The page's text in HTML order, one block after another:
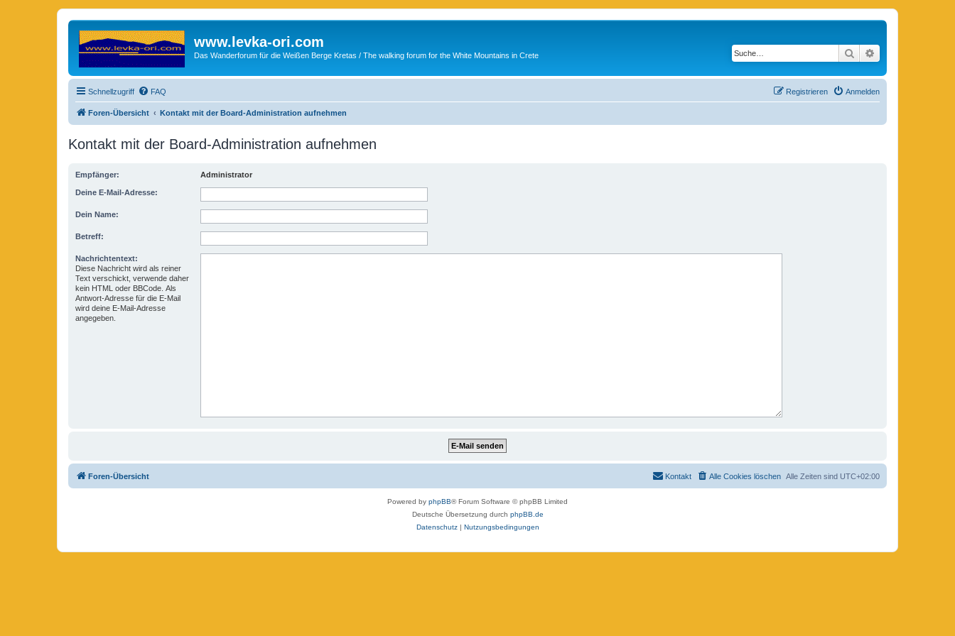
www.levka-ori.com
Das Wanderforum für die Weißen Berge Kretas / The walking forum for the White Mountains in Crete Suche
Schnellzugriff FAQ Anmelden
Registrieren
Foren-Übersicht Kontakt mit der Board-Administration aufnehmen
Kontakt mit der Board-Administration aufnehmen
Empfänger: Administrator
Deine E-Mail-Adresse:
Dein Name:
Betreff:
Nachrichtentext:
Diese Nachricht wird als reiner
Text verschickt, verwende daher
kein HTML oder BBCode. Als
Antwort-Adresse für die E-Mail
wird deine E-Mail-Adresse
angegeben.
Foren-Übersicht Alle Zeiten sind UTC+02:00
Alle Cookies löschen
Kontakt
Powered by phpBB® Forum Software © phpBB Limited
Deutsche Übersetzung durch phpBB.de
Datenschutz| Nutzungsbedingungen